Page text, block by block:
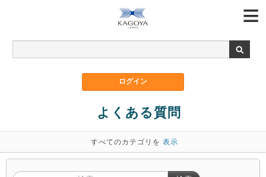
よくある質問
すべてのカテゴリを 表示